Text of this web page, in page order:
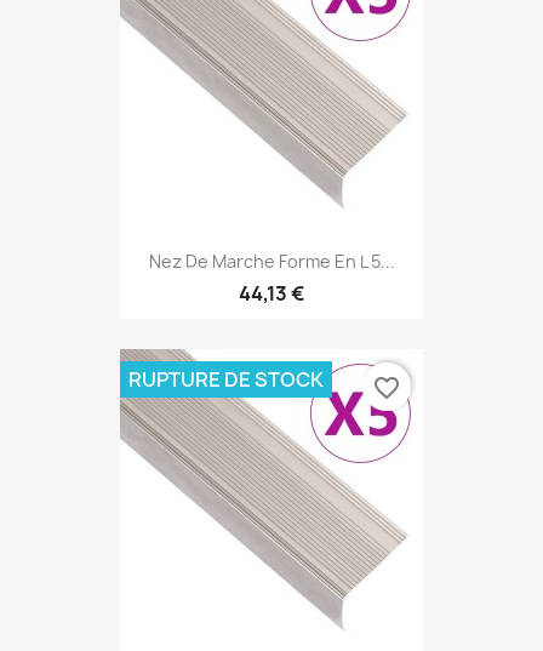
Nez De Marche Forme En L 5...
44,13 €
RUPTURE DE STOCK favorite_border